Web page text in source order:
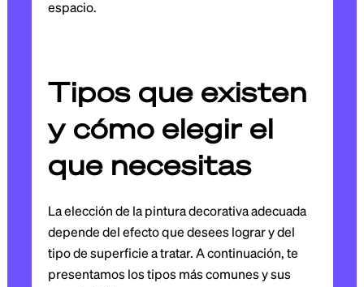
espacio.
Tipos que existen
y cómo elegir el
que necesitas
La elección de la pintura decorativa adecuada
depende del efecto que desees lograr y del
tipo de superficie a tratar. A continuación, te
presentamos los tipos más comunes y sus